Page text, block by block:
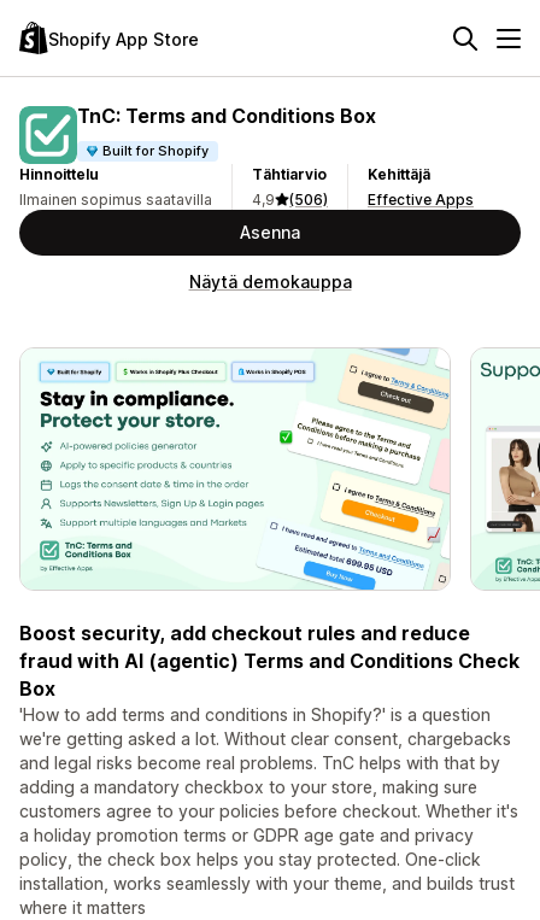
Shopify App Store
TnC: Terms and Conditions Box
Built for Shopify
Hinnoittelu
Ilmainen sopimus saatavilla
Tähtiarvio
4,9
(506)
Kehittäjä
Effective Apps
Asenna
Näytä demokauppa
Boost security, add checkout rules and reduce
fraud with AI (agentic) Terms and Conditions Check
Box
'How to add terms and conditions in Shopify?' is a question
we're getting asked a lot. Without clear consent, chargebacks
and legal risks become real problems. TnC helps with that by
adding a mandatory checkbox to your store, making sure
customers agree to your policies before checkout. Whether it's
a holiday promotion terms or GDPR age gate and privacy
policy, the check box helps you stay protected. One-click
installation, works seamlessly with your theme, and builds trust
where it matters